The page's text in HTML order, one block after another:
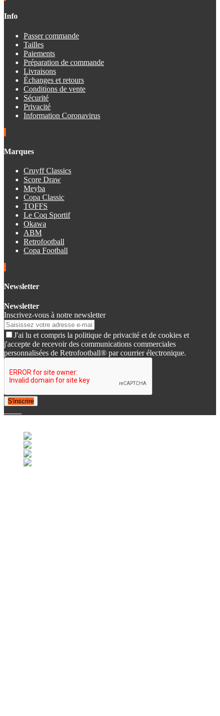
Info
Passer commande
Tailles
Paiements
Préparation de commande
Livraisons
Échanges et retours
Conditions de vente
Sécurité
Privacité
Information Coronavirus
Marques
Cruyff Classics
Score Draw
Meyba
Copa Classic
TOFFS
Le Coq Sportif
Okawa
ABM
Retrofootball
Copa Football
Newsletter
Newsletter
Inscrivez-vous à notre newsletter
J'ai lu et compris la politique de privacité et de cookies et
j'accepte de recevoir des communications commerciales
personnalisées de Retrofootball® par courrier électronique.
S'inscrire